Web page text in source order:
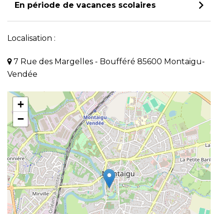
En période de vacances scolaires
Localisation :
7 Rue des Margelles - Boufféré 85600 Montaigu-
Vendée
+
−